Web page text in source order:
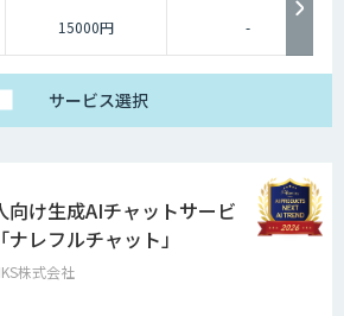
15000円 -
サービス選択
向け生成AIチャットサービ
ナレフルチャット」
株式会社